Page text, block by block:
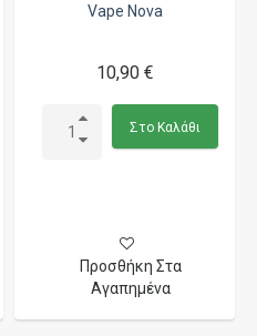
Vape Nova
10,90 €
Στο Καλάθι
Προσθήκη Στα
Αγαπημένα